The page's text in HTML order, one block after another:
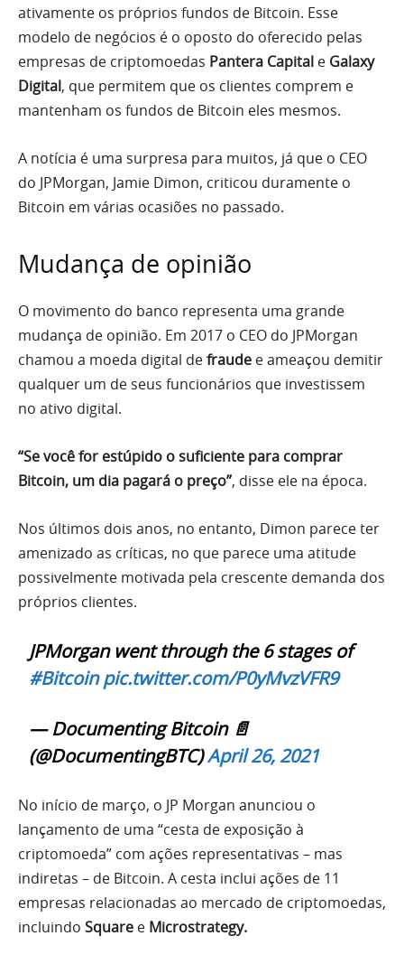
ativamente os próprios fundos de Bitcoin. Esse
modelo de negócios é o oposto do oferecido pelas
empresas de criptomoedas Pantera Capital e Galaxy
Digital, que permitem que os clientes comprem e
mantenham os fundos de Bitcoin eles mesmos.
A notícia é uma surpresa para muitos, já que o CEO
do JPMorgan, Jamie Dimon, criticou duramente o
Bitcoin em várias ocasiões no passado.
Mudança de opinião
O movimento do banco representa uma grande
mudança de opinião. Em 2017 o CEO do JPMorgan
chamou a moeda digital defraude e ameaçou demitir
qualquer um de seus funcionários que investissem
no ativo digital.
“Se você for estúpido o suficiente para comprar
Bitcoin, um dia pagará o preço”, disse ele na época.
Nos últimos dois anos, no entanto, Dimon parece ter
amenizado as críticas, no que parece uma atitude
possivelmente motivada pela crescente demanda dos
próprios clientes.
JPMorgan went through the 6 stages of
#Bitcoin pic.twitter.com/P0yMvzVFR9
— Documenting Bitcoin 📄
(@DocumentingBTC)April 26, 2021
No início de março, o JP Morgan anunciou o
lançamento de uma “cesta de exposição à
criptomoeda” com ações representativas – mas
indiretas – de Bitcoin. A cesta inclui ações de 11
empresas relacionadas ao mercado de criptomoedas,
incluindo Square e Microstrategy.